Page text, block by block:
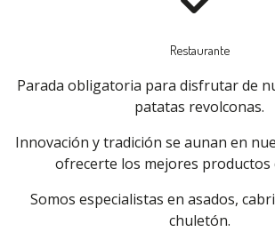
Restaurante
Parada obligatoria para disfrutar de
patatas revolconas.
Innovación y tradición se aunan en
ofrecerte los mejores productos
Somos especialistas en asados,
chuletón.